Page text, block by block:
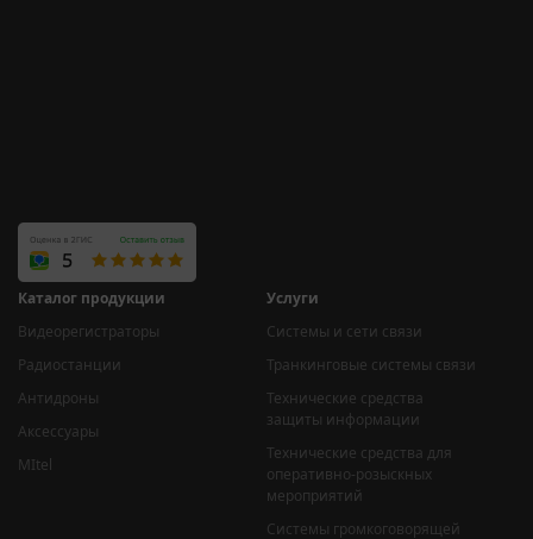
Каталог продукции
Видеорегистраторы
Радиостанции
Антидроны
Аксессуары
MItel
Услуги
Системы и сети связи
Транкинговые системы связи
Технические средства
защиты информации
Технические средства для
оперативно-розыскных
мероприятий
Системы громкоговорящей